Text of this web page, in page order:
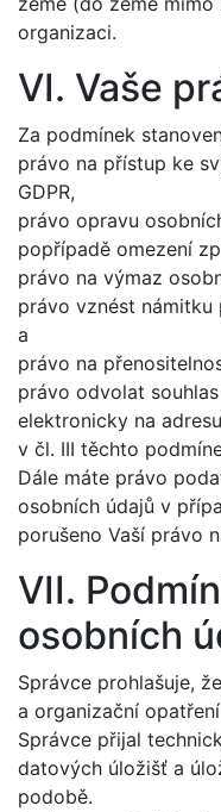
organizaci.
VI. Vaše
Za podmínek
právo na přístup ke
GDPR,
právo opravu
popřípadě omezení
právo na výmaz
právo vznést námitku
a
právo na
právo odvolat
elektronicky na
v čl. III těchto
Dále máte právo
osobních údajů v
porušeno Vaší právo
VII.
osobních
Správce prohlašuje,
a organizační
Správce přijal
datových úložišť a
podobě.